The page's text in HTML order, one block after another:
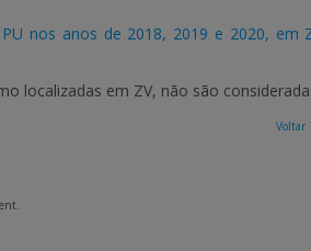
nos anos de 2018, 2019 e 2020, em
localizadas em ZV, não são
Voltar